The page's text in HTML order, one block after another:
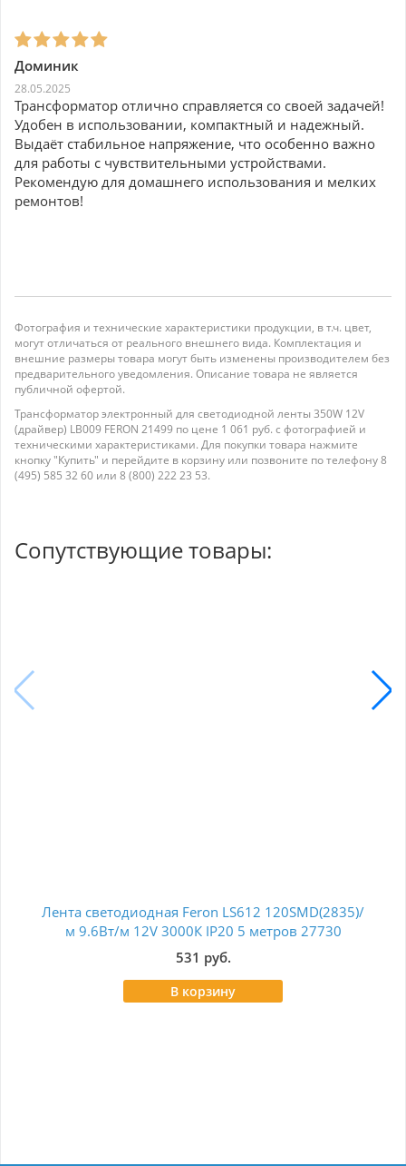
Доминик
28.05.2025
Трансформатор отлично справляется со своей задачей!
Удобен в использовании, компактный и надежный.
Выдаёт стабильное напряжение, что особенно важно
для работы с чувствительными устройствами.
Рекомендую для домашнего использования и мелких
ремонтов!
Фотография и технические характеристики продукции, в т.ч. цвет,
могут отличаться от реального внешнего вида. Комплектация и
внешние размеры товара могут быть изменены производителем без
предварительного уведомления. Описание товара не является
публичной офертой.
Трансформатор электронный для светодиодной ленты 350W 12V
(драйвер) LB009 FERON 21499 по цене 1 061 руб. с фотографией и
техническими характеристиками. Для покупки товара нажмите
кнопку "Купить" и перейдите в корзину или позвоните по телефону 8
(495) 585 32 60 или 8 (800) 222 23 53.
Сопутствующие товары:
Лента светодиодная Feron LS612 120SMD(2835)/
м 9.6Вт/м 12V 3000К IP20 5 метров 27730
531 руб.
В корзину